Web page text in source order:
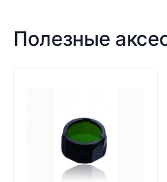
Полезные